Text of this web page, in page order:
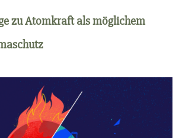
zu Atomkraft als möglichem